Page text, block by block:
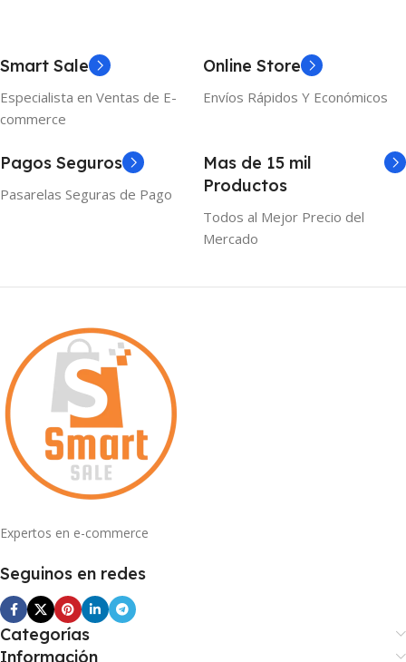
Smart Sale
Especialista en Ventas de E-
commerce
Online Store
Envíos Rápidos Y Económicos
Pagos Seguros
Pasarelas Seguras de Pago
Mas de 15 mil
Productos
Todos al Mejor Precio del
Mercado
Expertos en e-commerce
Seguinos en redes
Categorías
Información